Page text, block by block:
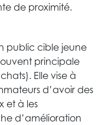
de proximité.
public cible jeune
principale
Elle vise à
d’avoir des
et à les
d’amélioration